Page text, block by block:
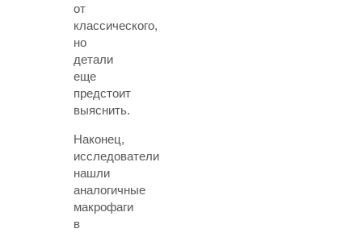
от
классического,
но
детали
еще
предстоит
выяснить.
Наконец,
исследователи
нашли
аналогичные
макрофаги
в